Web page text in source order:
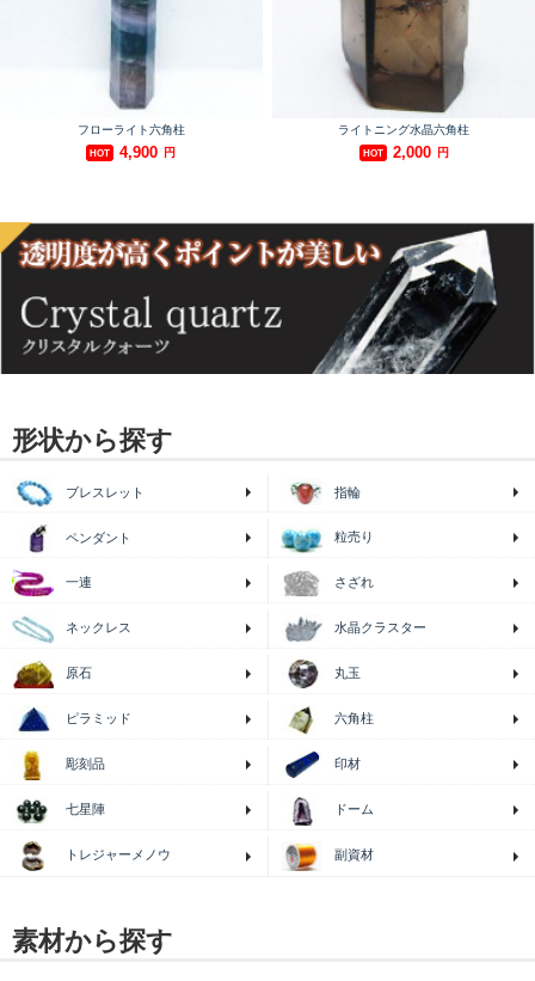
形状から探す
ブレスレット 指輪
ペンダント 粒売り
一連 さざれ
ネックレス 水晶クラスター
原石 丸玉
ピラミッド 六角柱
彫刻品 印材
七星陣 ドーム
トレジャーメノウ 副資材
素材から探す